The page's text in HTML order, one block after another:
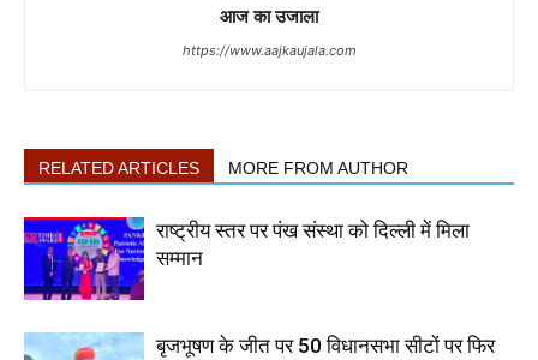
आज का उजाला
https://www.aajkaujala.com
RELATED ARTICLES MORE FROM AUTHOR
राष्ट्रीय स्तर पर पंख संस्था को दिल्ली में मिला
सम्मान
बृजभूषण के जीत पर 50 विधानसभा सीटों पर फिर